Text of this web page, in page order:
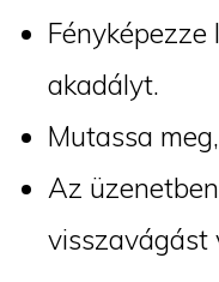
akadályt.
Mutassa
Az
visszavágást